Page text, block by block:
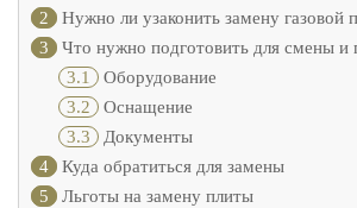
2
Нужно ли узаконить замену газовой
3
Что нужно подготовить для смены и
3.1 Оборудование
3.2 Оснащение
3.3 Документы
4
Куда обратиться для замены
5
Льготы на замену плиты